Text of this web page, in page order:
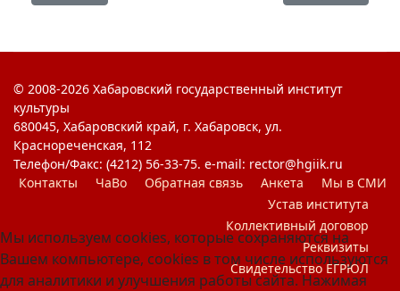
© 2008-2026 Хабаровский государственный институт
культуры
680045, Хабаровский край, г. Хабаровск, ул.
Краснореченская, 112
Телефон/Факс: (4212) 56-33-75. e-mail: rector@hgiik.ru
Контакты
ЧаВо Обратная связь Анкета
Мы в СМИ
Устав института
Коллективный договор
Реквизиты
Свидетельство ЕГРЮЛ
Мы используем cookies, которые сохраняются на
Вашем компьютере, cookies в том числе используются
для аналитики и улучшения работы сайта. Нажимая